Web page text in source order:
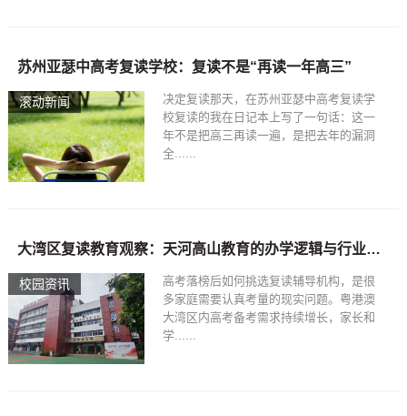
滚动新闻
苏州亚瑟中高考复读学校：复读不是“再读一年高三”
决定复读那天，在苏州亚瑟中高考复读学
校复读的我在日记本上写了一句话：这一
年不是把高三再读一遍，是把去年的漏洞
全......
校园资讯
大湾区复读教育观察：天河高山教育的办学逻辑与行业启示
高考落榜后如何挑选复读辅导机构，是很
多家庭需要认真考量的现实问题。粤港澳
大湾区内高考备考需求持续增长，家长和
学......